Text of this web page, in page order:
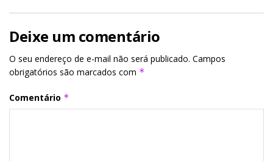
Deixe um comentário
O seu endereço de e-mail não será publicado. Campos
obrigatórios são marcados com *
Comentário *